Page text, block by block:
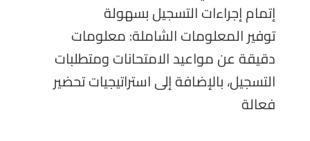
إتمام إجراءات التسجيل بسهولة
دقيقة عن مواعيد الامتحانات ومتطلبات
التسجيل، بالإضافة إلى استراتيجيات تحضير
فعالة